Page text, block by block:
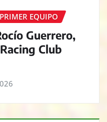
PRIMER EQUIPO
Guerrero,
Club